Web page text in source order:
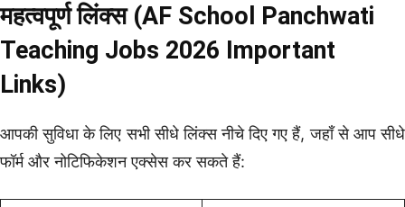
महत्वपूर्ण लिंक्स (AF School Panchwati
Teaching Jobs 2026 Important
Links)
आपकी सुविधा के लिए सभी सीधे लिंक्स नीचे दिए गए हैं, जहाँ से आप सीधे
फॉर्म और नोटिफिकेशन एक्सेस कर सकते हैं: